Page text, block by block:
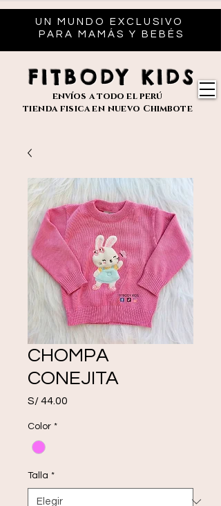
UN MUNDO EXCLUSIVO
PARA MAMÁS Y BEBÉS
FITBODY KIDS
envíos a todo el perú
tienda fisica en nuevo Chimbote
CHOMPA
CONEJITA
S/ 44.00
Color *
Talla *